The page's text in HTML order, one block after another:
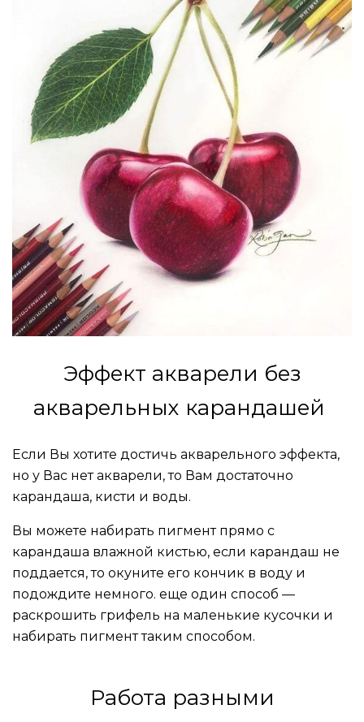
Эффект акварели без
акварельных карандашей
Если Вы хотите достичь акварельного эффекта,
но у Вас нет акварели, то Вам достаточно
карандаша, кисти и воды.
Вы можете набирать пигмент прямо с
карандаша влажной кистью, если карандаш не
поддается, то окуните его кончик в воду и
подождите немного. еще один способ —
раскрошить грифель на маленькие кусочки и
набирать пигмент таким способом.
Работа разными